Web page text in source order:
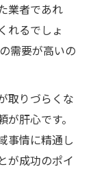
業者であれ
れるでしょ
需要が高いの
取りづらくな
肝心です。
事情に精通し
が成功のポイ